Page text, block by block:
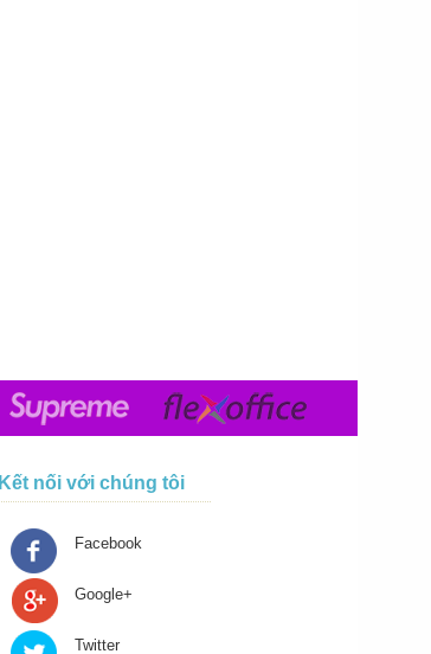
Kết nối với chúng tôi
Facebook
Google+
Twitter